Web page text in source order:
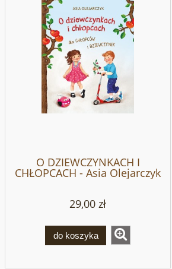
O DZIEWCZYNKACH I
CHŁOPCACH - Asia Olejarczyk
29,00 zł
do koszyka